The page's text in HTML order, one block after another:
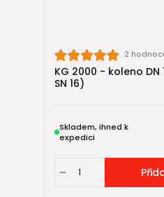
2
KG 2000 - koleno DN
SN 16)
Skladem, ihned k
expedici